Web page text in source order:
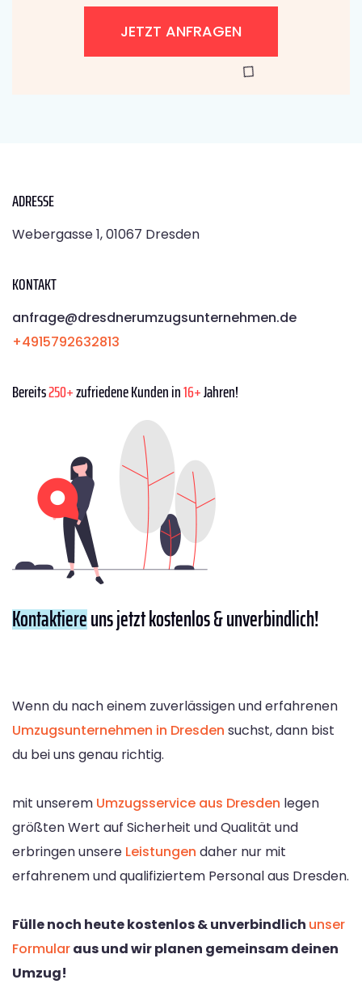
JETZT ANFRAGEN
ADRESSE
Webergasse 1, 01067 Dresden
KONTAKT
anfrage@dresdnerumzugsunternehmen.de
+4915792632813
Bereits250+zufriedene Kunden in16+Jahren!
Kontaktiereuns jetzt kostenlos & unverbindlich!
Wenn du nach einem zuverlässigen und erfahrenen
Umzugsunternehmen in Dresden suchst, dann bist
du bei uns genau richtig.
mit unserem Umzugsservice aus Dresden legen
größten Wert auf Sicherheit und Qualität und
erbringen unsere Leistungen daher nur mit
erfahrenem und qualifiziertem Personal aus Dresden.
Fülle noch heute kostenlos & unverbindlich unser
Formularaus und wir planen gemeinsam deinen
Umzug!